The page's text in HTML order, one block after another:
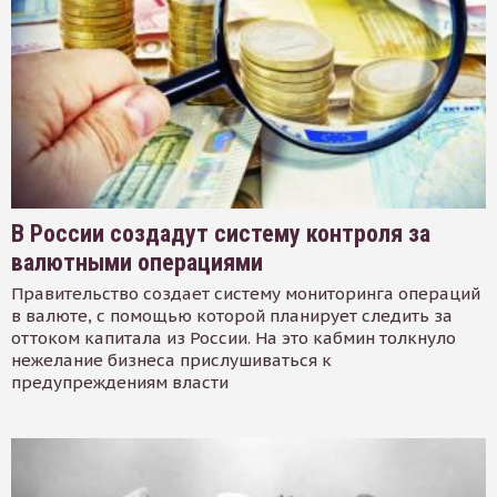
В России создадут систему контроля за
валютными операциями
Правительство создает систему мониторинга операций
в валюте, с помощью которой планирует следить за
оттоком капитала из России. На это кабмин толкнуло
нежелание бизнеса прислушиваться к
предупреждениям власти